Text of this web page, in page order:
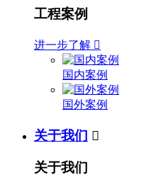
工程案例
进一步了解 
国内案例
国外案例
关于我们 
关于我们